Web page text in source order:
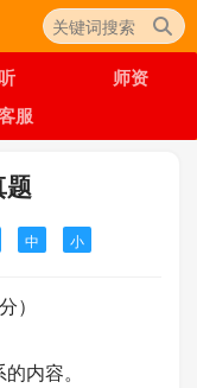
师资
服
题
中 小
）
内容。